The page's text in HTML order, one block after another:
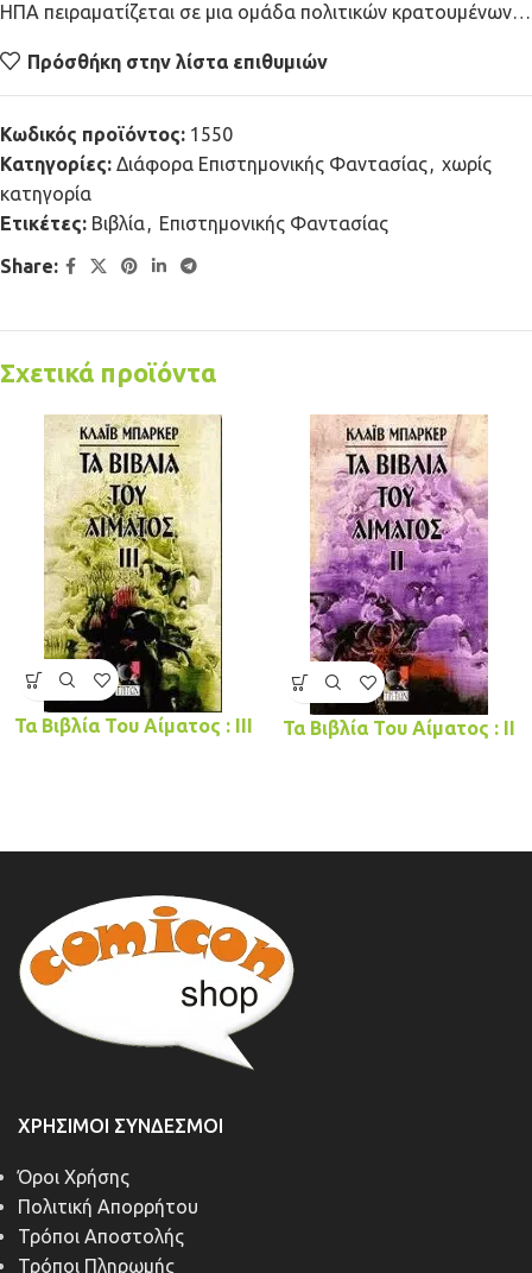
ΗΠΑ πειραματίζεται σε μια ομάδα πολιτικών κρατουμένων…
Πρόσθήκη στην λίστα επιθυμιών
Κωδικός προϊόντος: 1550
Κατηγορίες: Διάφορα Επιστημονικής Φαντασίας, χωρίς
κατηγορία
Ετικέτες: Βιβλία, Επιστημονικής Φαντασίας
Share:
Σχετικά προϊόντα
Τα Βιβλία Του Αίματος : III Τα Βιβλία Του Αίματος : II
ΧΡΉΣΙΜΟΙ ΣΎΝΔΕΣΜΟΙ
Όροι Χρήσης
Πολιτική Απορρήτου
Τρόποι Αποστολής
Τρόποι Πληρωμής